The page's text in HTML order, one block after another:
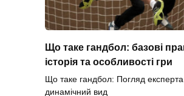
Що таке гандбол: базові
історія та особливості гри
Що таке гандбол: Погляд
динамічний вид